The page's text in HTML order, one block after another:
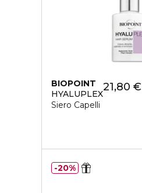
BIOPOINT
HYALUPLEX
Siero Capelli
21,80 €
20%